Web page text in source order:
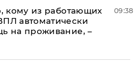
кому из работающих
автоматически
на проживание, –
09:38